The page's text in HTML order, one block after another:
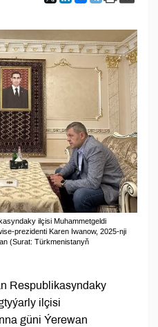
ilçisi Muhammetgeldi
prezidenti Karen Iwanow, 2025-nji
(Surat: Türkmenistanyň
Respublikasyndaky
ilçisi
güni Ýerewan